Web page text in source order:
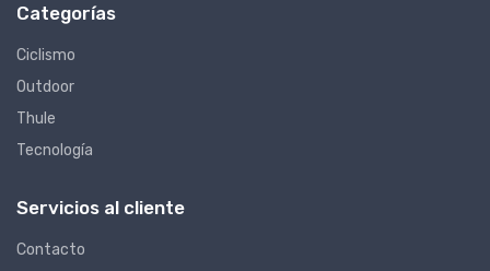
Categorías
Ciclismo
Outdoor
Thule
Tecnología
Servicios al cliente
Contacto